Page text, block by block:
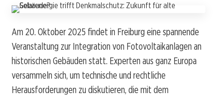
Am 20. Oktober 2025 findet in Freiburg eine spannende
Veranstaltung zur Integration von Fotovoltaikanlagen an
historischen Gebäuden statt. Experten aus ganz Europa
versammeln sich, um technische und rechtliche
Herausforderungen zu diskutieren, die mit dem